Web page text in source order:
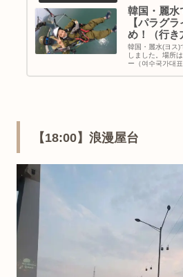
韓国・麗水
【パラグ
め！（行き
韓国・麗水(ヨス)
しました。場所
ー（여수국가대
【18:00】浪漫屋台